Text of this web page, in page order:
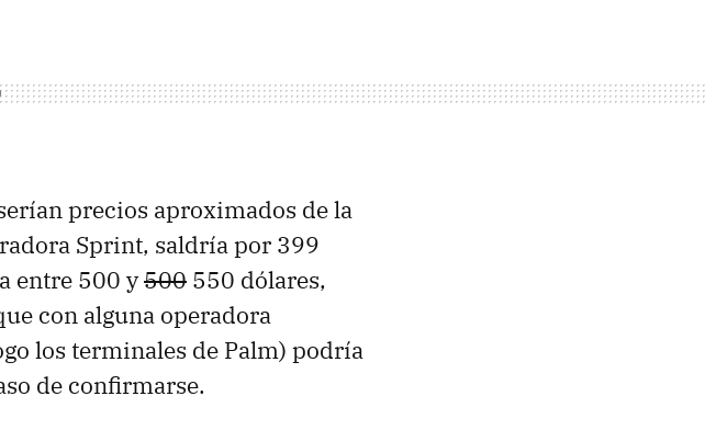
precios aproximados de la
Sprint, saldría por 399
entre 500 y500 550 dólares,
con alguna operadora
los terminales de Palm) podría
de confirmarse.